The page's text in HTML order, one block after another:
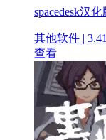
spacedesk汉化
其他软件 |
查看